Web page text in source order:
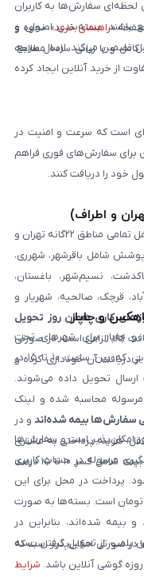
لحظه‌ای سفارش‌ها به کاربران
باشند. بسته‌بندی اصولی و
تضمین می‌کند. ارسال سریع،
از خرید آنلاین ایجاد کرده
صفحه «راهنمای خرید»، نحوه و
و با زبانی ساده مطالعه
است که سرعت و امنیت در
برای سفارش‌های فوری فراهم
خود را دریافت کنند.
و اطراف)
ارسال از طریق پیک موتوری در گوشی آنلاین شامل تمامی مناطق ۲۲گانه تهران و
شامل باقرشهر، شهرری،
نسیم‌شهر، باغستان،
قرچک، صالحیه، شهریار و
کاری همان روز تحویل
کالا الزامی است. در صورتی
دریافت آن خودداری کرده و
و چاپار
چاپار برای شهرهای تحت
پوشش این شرکت‌ها فراهم است. سفارش‌هایی که بین ساعت ۱۰ تا ۱۵ در
تحویل داده می‌شوند.
محاسبه شده و لینک
سفارش‌ها بیمه شده‌اند و در
هزینه پرداختی به مشتری
بازگردانده خواهد شد. توجه داشته باشید که بیمه شامل کسر ۱۰ تا ۱۵ درصد
امکان‌پذیر است و سفارش‌ها
مرسوله در حساب کاربری
پرداخت در محل برای این
و هزینه ثابت ارسال ۹۹ هزار تومان است. بسته‌ها به صورت
شده‌اند، بنابراین در
از تحویل گرفتن بسته
در صورتی امکان‌پذیر است که
گوشی آنلاین باشد. شرایط